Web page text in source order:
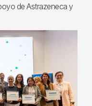
de Astrazeneca y